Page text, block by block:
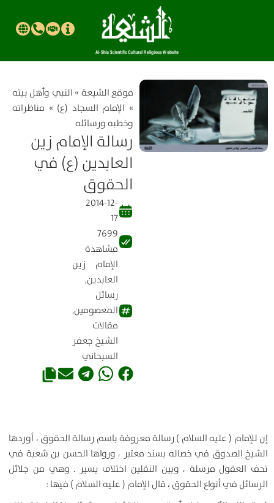
موقع الشیعة » النبي وأهل بيته
» الإمام السجاد (ع) » مناظراته
وخطبه ورسائله
رسالة الإمام زين
العابدين (ع) في
الحقوق
2014-12-
17
7699
مشاهدة
الإمام زين
العابدين,
رسائل
المعصومين,
مقالات
الشيخ جعفر
السبحاني
إن للإمام ( عليه السلام ) رسالة معروفة باسم رسالة الحقوق ، أوردها
الشيخ الصدوق في خصاله بسند معتبر ، ورواها الحسن بن شعبة في
تحف العقول مرسلة ، وبين النقلين اختلاف يسير . وهي من جلائل
الرسائل في أنواع الحقوق ، قال الإمام ( عليه السلام ) فيها :